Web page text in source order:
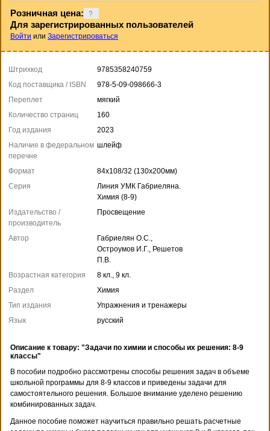
Розничная цена:
Для зарегистрированных пользователей
Войти или Зарегистрироваться
Штрихкод
9785358240759
Код поставщика / ISBN
978-5-09-098666-3
Переплет
мягкий
Количество страниц
160
Год издания
2023
Наличие в федеральном
перечне
шлейф
Формат
84x108/32 (130x200мм)
Серия
Линия УМК Габриеляна.
Химия (8-9)
Издательство /
производитель
Просвещение
Автор
Габриелян О.С.,
Остроумов И.Г., Решетов
П.В.
Возрастная категория
8 кл., 9 кл.
Раздел
Химия
Тип издания
Упражнения и тренажеры
Язык
русский
Описание к товару: "Задачи по химии и способы их решения: 8-9
классы"
В пособии подробно рассмотрены способы решения задач в объеме
школьной программы для 8-9 классов и приведены задачи для
самостоятельного решения. Большое внимание уделено решению
комбинированных задач.
Данное пособие поможет научиться правильно решать расчетные